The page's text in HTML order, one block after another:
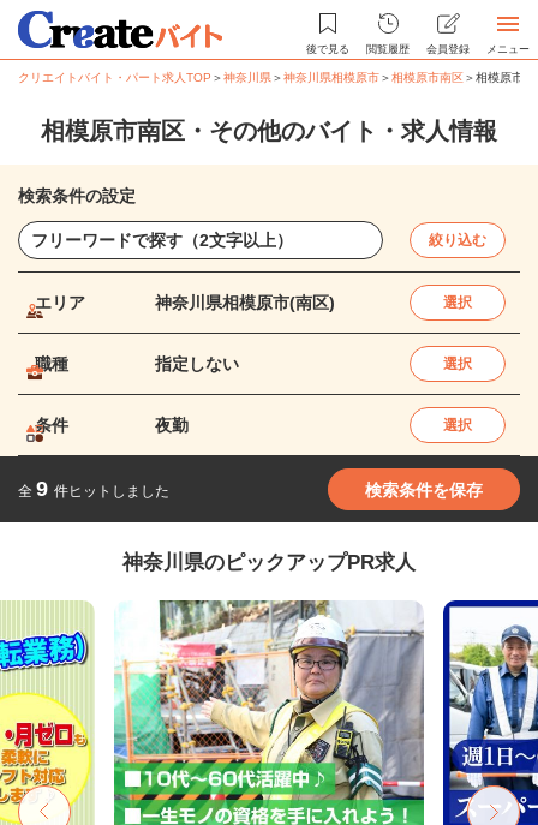
後で見る 閲覧履歴 会員登録 メニュー
クリエイトバイト・パート求人TOP ＞神奈川県＞神奈川県相模原市＞相模原市南区＞相模原市
相模原市南区・その他のバイト・求人情報
検索条件の設定
絞り込む
エリア 神奈川県相模原市(南区) 選択
職種 指定しない 選択
条件 夜勤 選択
全 9 件ヒットしました 検索条件を保存
神奈川県のピックアップPR求人